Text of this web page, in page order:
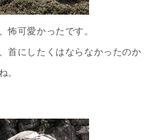
怖可愛かったです。
首にしたくはならなかったのか
。